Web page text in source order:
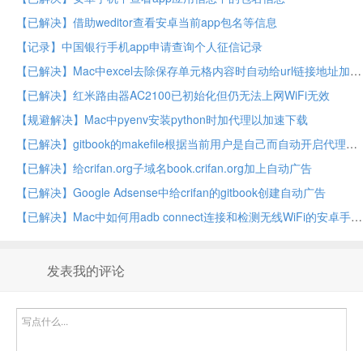
【已解决】借助weditor查看安卓当前app包名等信息
【记录】中国银行手机app申请查询个人征信记录
【已解决】Mac中excel去除保存单元格内容时自动给url链接地址加超链接
【已解决】红米路由器AC2100已初始化但仍无法上网WiFi无效
【规避解决】Mac中pyenv安装python时加代理以加速下载
【已解决】gitbook的makefile根据当前用户是自己而自动开启代理
【已解决】给crifan.org子域名book.crifan.org加上自动广告
【已解决】Google Adsense中给crifan的gitbook创建自动广告
【已解决】Mac中如何用adb connect连接和检测无线WiFi的安卓手机是否已连接
发表我的评论